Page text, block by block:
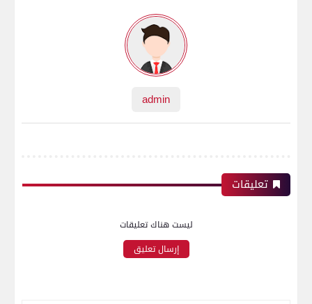
admin
تعليقات
ليست هناك تعليقات
إرسال تعليق